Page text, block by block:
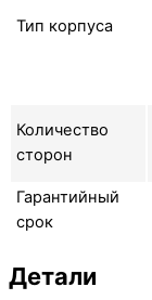
Тип корпуса
Количество
сторон
Гарантийный
срок
Детали